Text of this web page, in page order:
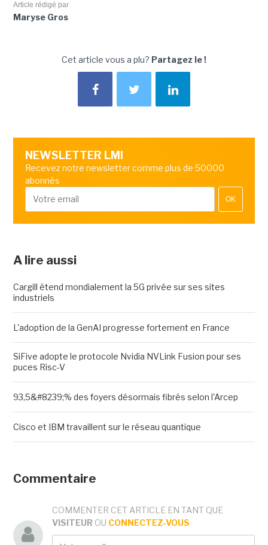
Article rédigé par
Maryse Gros
Cet article vous a plu? Partagez le !
NEWSLETTER LMI
Recevez notre newsletter comme plus de 50000
abonnés
OK
A lire aussi
Cargill étend mondialement la 5G privée sur ses sites
industriels
L'adoption de la GenAI progresse fortement en France
SiFive adopte le protocole Nvidia NVLink Fusion pour ses
puces Risc-V
93,5&#8239;% des foyers désormais fibrés selon l'Arcep
Cisco et IBM travaillent sur le réseau quantique
Commentaire
COMMENTER CET ARTICLE EN TANT QUE
VISITEUR OU CONNECTEZ-VOUS